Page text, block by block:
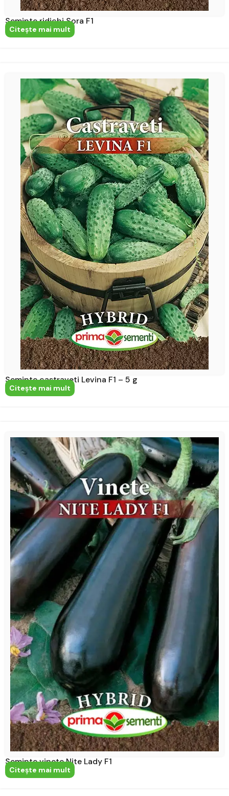
Seminte ridichi Sora F1
Citeşte mai mult
Seminte castraveti Levina F1 – 5 g
Citeşte mai mult
Seminte vinete Nite Lady F1
Citeşte mai mult